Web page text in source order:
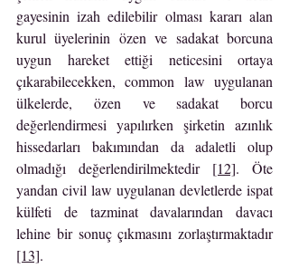
gayesinin izah edilebilir olması kararı alan
kurul üyelerinin özen ve sadakat borcuna
uygun hareket ettiği neticesini ortaya
çıkarabilecekken, common law uygulanan
ülkelerde, özen ve sadakat borcu
değerlendirmesi yapılırken şirketin azınlık
hissedarları bakımından da adaletli olup
olmadığı değerlendirilmektedir [12]. Öte
yandan civil law uygulanan devletlerde ispat
külfeti de tazminat davalarından davacı
lehine bir sonuç çıkmasını zorlaştırmaktadır
[13].